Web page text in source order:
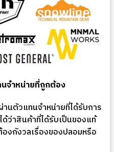
จำหน่ายที่ถูกต้อง
นตัวแทนจำหน่ายที่ได้รับการ
ว่าสินค้าที่ได้รับเป็นของแท้
งกังวลเรื่องของปลอมหรือ